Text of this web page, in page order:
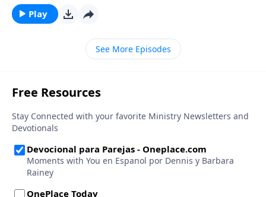
adictos al sexo, con el autor de best sellers, Fred
Stoeker, y el pastor Clay Allen
Play
See More Episodes